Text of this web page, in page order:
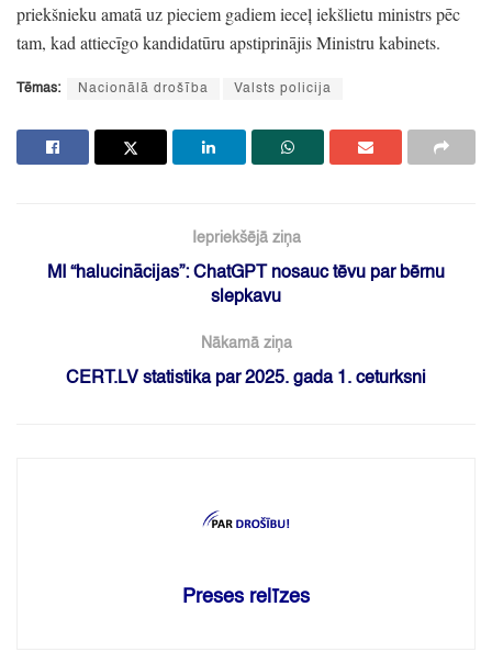
priekšnieku amatā uz pieciem gadiem ieceļ iekšlietu ministrs pēc
tam, kad attiecīgo kandidatūru apstiprinājis Ministru kabinets.
Tēmas: Nacionālā drošība Valsts policija
Iepriekšējā ziņa
MI “halucinācijas”: ChatGPT nosauc tēvu par bērnu
slepkavu
Nākamā ziņa
CERT.LV statistika par 2025. gada 1. ceturksni
Preses relīzes